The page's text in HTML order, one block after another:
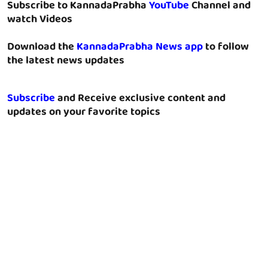
Subscribe to KannadaPrabhaYouTubeChannel and
watch Videos
Download theKannadaPrabha News appto follow
the latest news updates
Subscribeand Receive exclusive content and
updates on your favorite topics